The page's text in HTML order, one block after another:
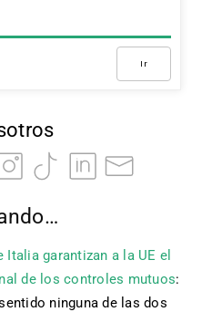
Ir
Italia garantizan a la UE el
de los controles mutuos:
ninguna de las dos